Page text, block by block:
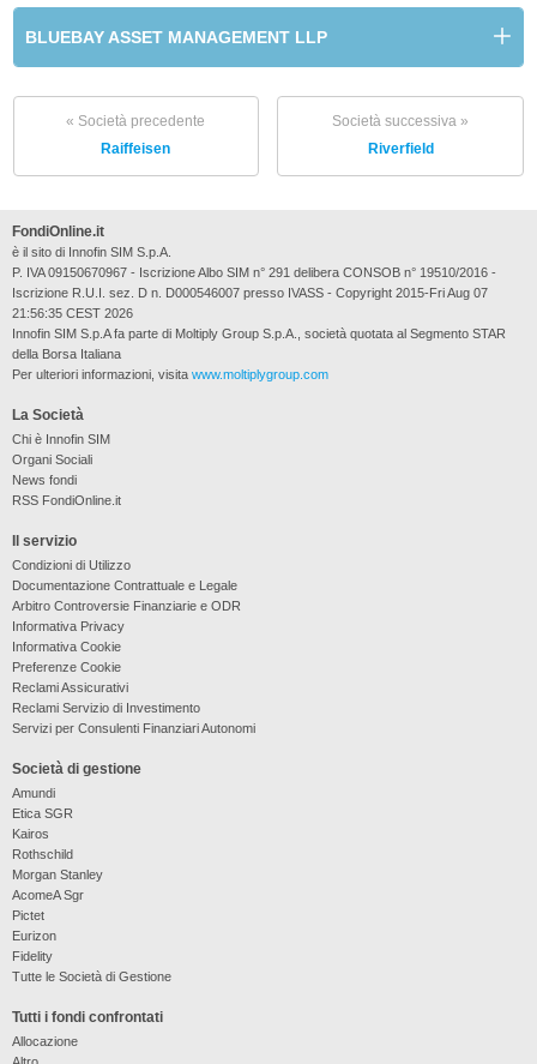
BLUEBAY ASSET MANAGEMENT LLP
« Società precedente
Raiffeisen
Società successiva »
Riverfield
La Società
Chi è Innofin SIM
Organi Sociali
News fondi
RSS FondiOnline.it
Il servizio
Condizioni di Utilizzo
Documentazione Contrattuale e Legale
Arbitro Controversie Finanziarie e ODR
Informativa Privacy
Informativa Cookie
Preferenze Cookie
Reclami Assicurativi
Reclami Servizio di Investimento
Servizi per Consulenti Finanziari Autonomi
Società di gestione
Amundi
Etica SGR
Kairos
Rothschild
Morgan Stanley
AcomeA Sgr
Pictet
Eurizon
Fidelity
Tutte le Società di Gestione
Tutti i fondi confrontati
Allocazione
FondiOnline.it
è il sito di Innofin SIM S.p.A.
P. IVA 09150670967 - Iscrizione Albo SIM n° 291 delibera CONSOB n° 19510/2016 -
Iscrizione R.U.I. sez. D n. D000546007 presso IVASS - Copyright 2015-Fri Aug 07
21:56:35 CEST 2026
Innofin SIM S.p.A fa parte di Moltiply Group S.p.A., società quotata al Segmento STAR
della Borsa Italiana
Per ulteriori informazioni, visita www.moltiplygroup.com